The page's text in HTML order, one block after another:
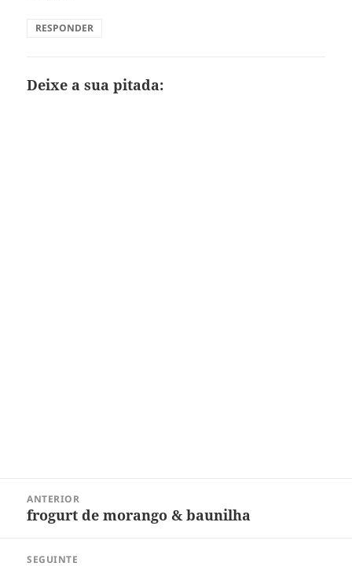
RESPONDER
Deixe a sua pitada:
ANTERIOR
Post
frogurt de morango & baunilha
SEGUINTE